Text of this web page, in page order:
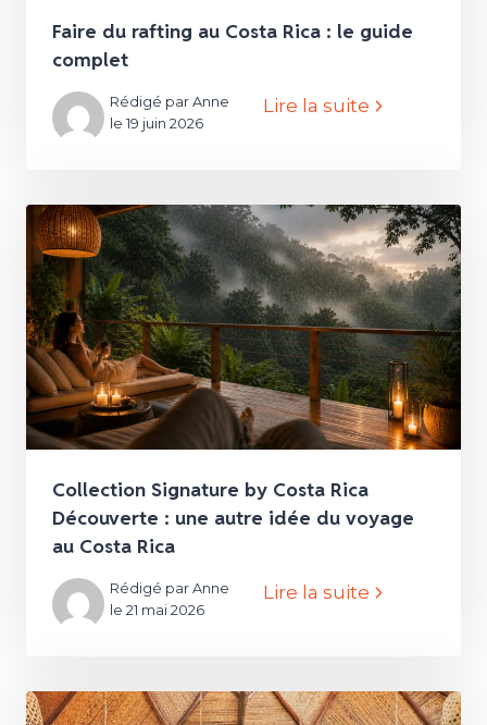
Faire du rafting au Costa Rica : le guide
complet
Rédigé par Anne
le 19 juin 2026
Lire la suite
Collection Signature by Costa Rica
Découverte : une autre idée du voyage
au Costa Rica
Rédigé par Anne
le 21 mai 2026
Lire la suite